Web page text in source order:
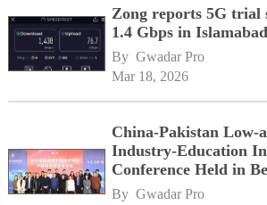
Zong reports 5G trial
1.4 Gbps in Islamabad
By Gwadar Pro
Mar 18, 2026
China-Pakistan Low-
Industry-Education
Conference Held in
By Gwadar Pro